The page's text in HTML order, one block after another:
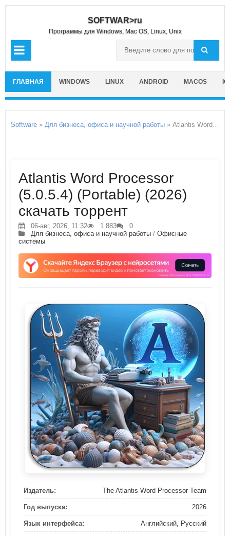
SOFTWAR>ru
Программы для Windows, Mac OS, Linux, Unix
ГЛАВНАЯ WINDOWS LINUX ANDROID MACOS
Software » Для бизнеса, офиса и научной работы » Atlantis Word Processor
Atlantis Word Processor
(5.0.5.4) (Portable) (2026)
скачать торрент
06-авг, 2026, 11:32 1 883
0
Для бизнеса, офиса и научной работы / Офисные
системы
Издатель: The Atlantis Word Processor Team
Год выпуска: 2026
Язык интерфейса: Английский, Русский